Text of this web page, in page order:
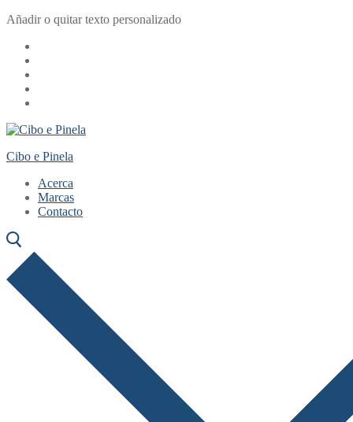
Ir
contenido
Menú
Cerrar
Añadir o quitar texto personalizado
Cibo e Pinela
Acerca
Marcas
Contacto